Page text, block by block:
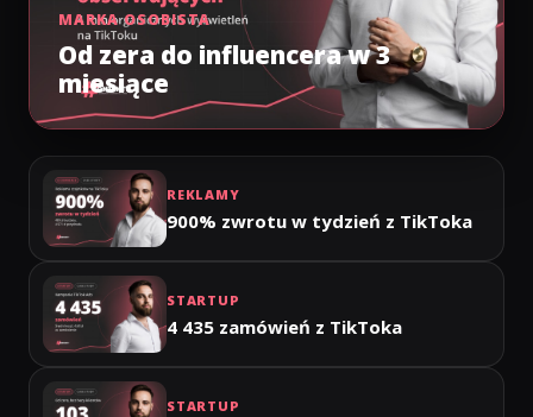
MARKA OSOBISTA
Od zera do influencera w 3
miesiące
REKLAMY
900% zwrotu w tydzień z TikToka
STARTUP
4 435 zamówień z TikToka
STARTUP